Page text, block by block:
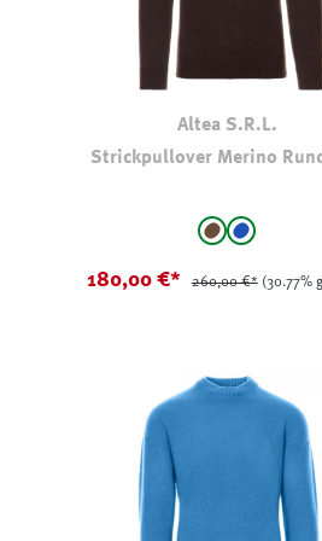
Altea S.R.L.
Strickpullover Merino
auswählen
braunmittelblau
180,00 €* 260,00 €* (30.77%